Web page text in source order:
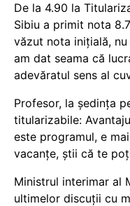
De la 4.90 la
Sibiu a primit nota
văzut nota inițială,
am dat seama că
adevăratul sens al
Profesor, la ședința
titularizabile:
este programul, e
vacanţe, știi că te
Ministrul interimar al
ultimelor discuții cu